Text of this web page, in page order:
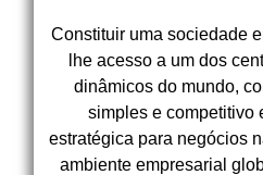
Constituir uma sociedade
lhe acesso a um dos
dinâmicos do mundo,
simples e competitivo
estratégica para negócios
ambiente empresarial